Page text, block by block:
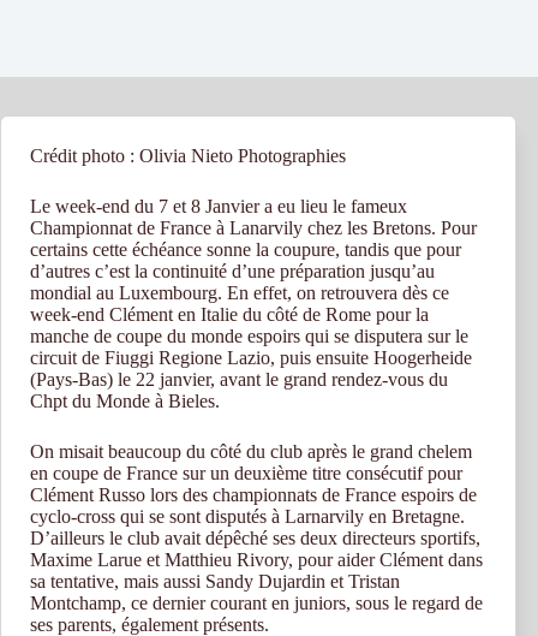
Crédit photo : Olivia Nieto Photographies
Le week-end du 7 et 8 Janvier a eu lieu le fameux
Championnat de France à Lanarvily chez les Bretons. Pour
certains cette échéance sonne la coupure, tandis que pour
d’autres c’est la continuité d’une préparation jusqu’au
mondial au Luxembourg. En effet, on retrouvera dès ce
week-end Clément en Italie du côté de Rome pour la
manche de coupe du monde espoirs qui se disputera sur le
circuit de Fiuggi Regione Lazio, puis ensuite Hoogerheide
(Pays-Bas) le 22 janvier, avant le grand rendez-vous du
Chpt du Monde à Bieles.
On misait beaucoup du côté du club après le grand chelem
en coupe de France sur un deuxième titre consécutif pour
Clément Russo lors des championnats de France espoirs de
cyclo-cross qui se sont disputés à Larnarvily en Bretagne.
D’ailleurs le club avait dépêché ses deux directeurs sportifs,
Maxime Larue et Matthieu Rivory, pour aider Clément dans
sa tentative, mais aussi Sandy Dujardin et Tristan
Montchamp, ce dernier courant en juniors, sous le regard de
ses parents, également présents.